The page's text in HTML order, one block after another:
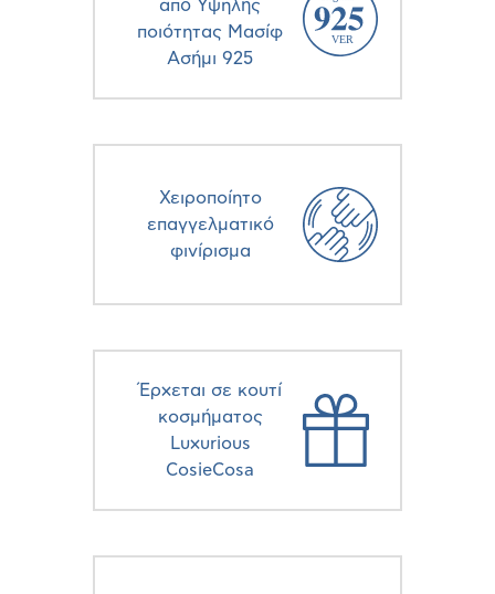
από Υψηλής
ποιότητας Μασίφ
Ασήμι 925
Χειροποίητο
επαγγελματικό
φινίρισμα
Έρχεται σε κουτί
κοσμήματος
Luxurious
CosieCosa